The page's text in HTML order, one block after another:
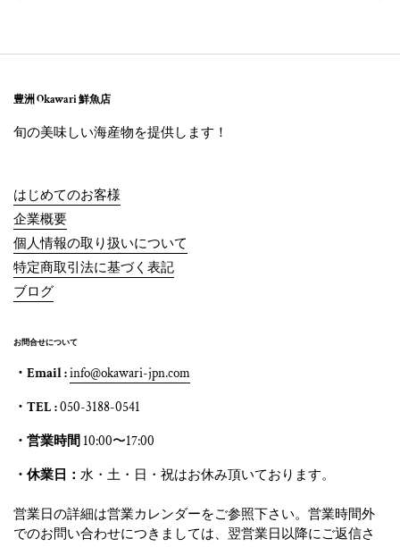
豊洲 Okawari 鮮魚店
旬の美味しい海産物を提供します！
はじめてのお客様
企業概要
個人情報の取り扱いについて
特定商取引法に基づく表記
ブログ
お問合せについて
・Email :info@okawari-jpn.com
・TEL :050-3188-0541
・営業時間 10:00〜17:00
・休業日： 水・土・日・祝はお休み頂いております。
営業日の詳細は営業カレンダーをご参照下さい。営業時間外
でのお問い合わせにつきましては、翌営業日以降にご返信さ